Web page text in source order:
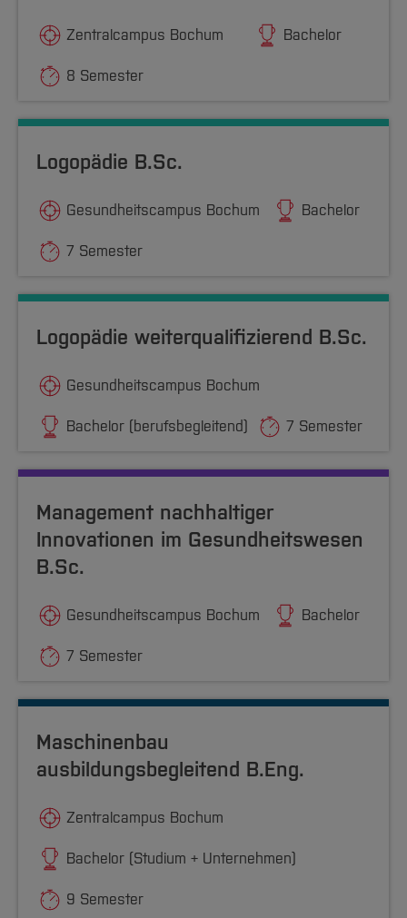
Zentralcampus Bochum Bachelor
8 Semester
Logopädie B.Sc.
Gesundheitscampus Bochum Bachelor
7 Semester
Logopädie weiterqualifizierend B.Sc.
Gesundheitscampus Bochum
Bachelor (berufsbegleitend) 7 Semester
Management nachhaltiger
Innovationen im Gesundheitswesen
B.Sc.
Gesundheitscampus Bochum Bachelor
7 Semester
Maschinenbau
ausbildungsbegleitend B.Eng.
Zentralcampus Bochum
Bachelor (Studium + Unternehmen)
9 Semester